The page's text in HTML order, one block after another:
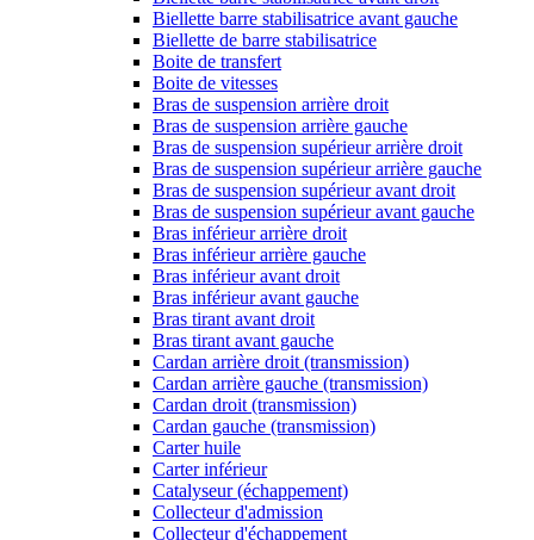
Biellette barre stabilisatrice avant gauche
Biellette de barre stabilisatrice
Boite de transfert
Boite de vitesses
Bras de suspension arrière droit
Bras de suspension arrière gauche
Bras de suspension supérieur arrière droit
Bras de suspension supérieur arrière gauche
Bras de suspension supérieur avant droit
Bras de suspension supérieur avant gauche
Bras inférieur arrière droit
Bras inférieur arrière gauche
Bras inférieur avant droit
Bras inférieur avant gauche
Bras tirant avant droit
Bras tirant avant gauche
Cardan arrière droit (transmission)
Cardan arrière gauche (transmission)
Cardan droit (transmission)
Cardan gauche (transmission)
Carter huile
Carter inférieur
Catalyseur (échappement)
Collecteur d'admission
Collecteur d'échappement